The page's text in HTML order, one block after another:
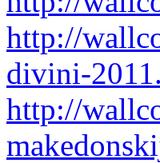
http://
divini-
http://